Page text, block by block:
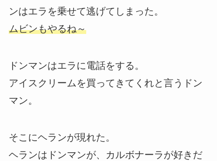
ンはエラを乗せて逃げてしまった。
ムビンもやるね～
ドンマンはエラに電話をする。
アイスクリームを買ってきてくれと言うドン
マン。
そこにヘランが現れた。
ヘランはドンマンが、カルボナーラが好きだ